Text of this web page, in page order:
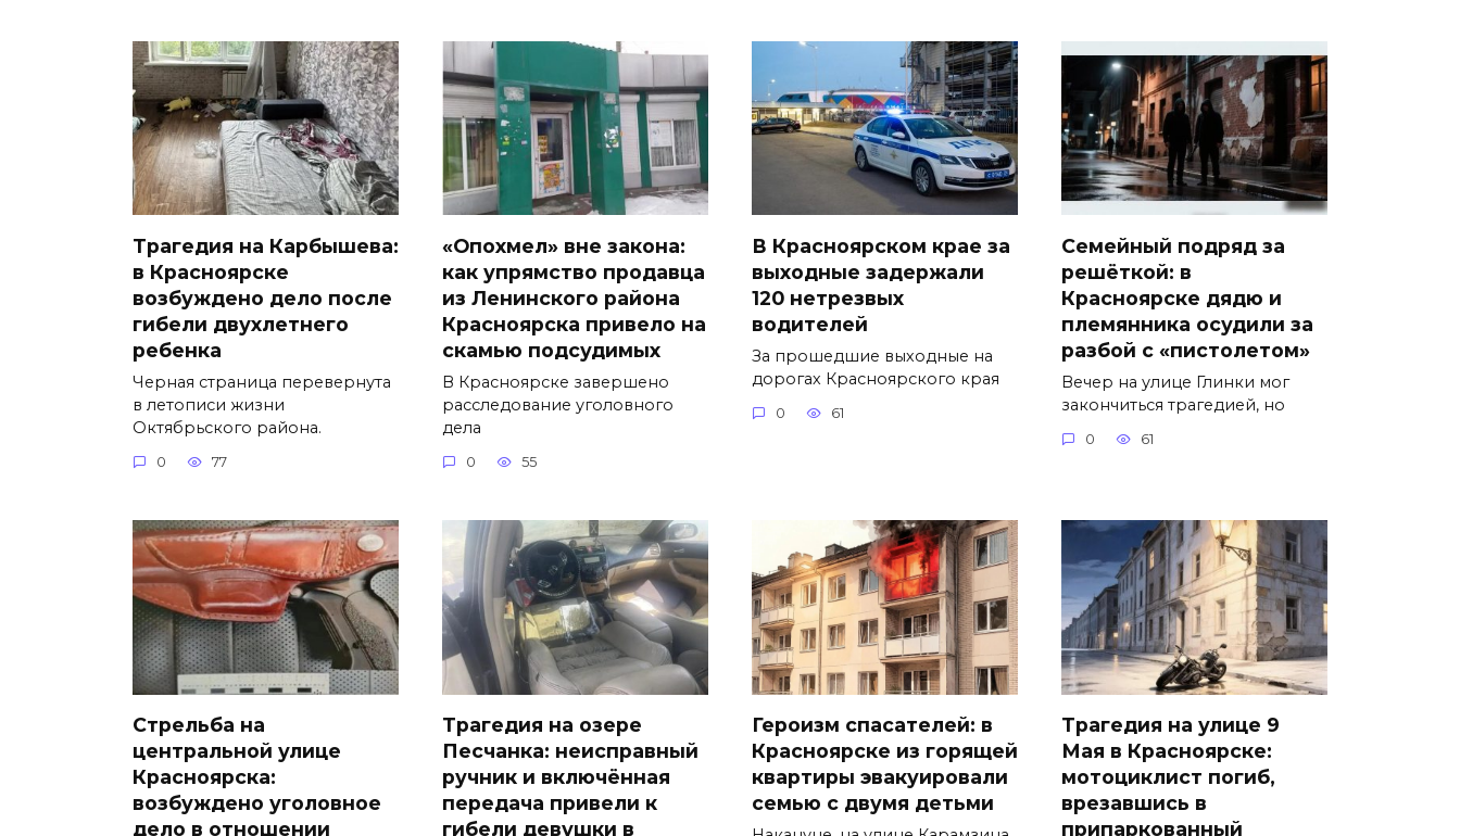
Трагедия на Карбышева:
в Красноярске
возбуждено дело после
гибели двухлетнего
ребенка
Черная страница перевернута
в летописи жизни
Октябрьского района.
0 77
«Опохмел» вне закона:
как упрямство продавца
из Ленинского района
Красноярска привело на
скамью подсудимых
В Красноярске завершено
расследование уголовного
дела
0 55
В Красноярском крае за
выходные задержали
120 нетрезвых
водителей
За прошедшие выходные на
дорогах Красноярского края
0 61
Семейный подряд за
решёткой: в
Красноярске дядю и
племянника осудили за
разбой с «пистолетом»
Вечер на улице Глинки мог
закончиться трагедией, но
0 61
Стрельба на
центральной улице
Красноярска:
возбуждено уголовное
дело в отношении
Трагедия на озере
Песчанка: неисправный
ручник и включённая
передача привели к
гибели девушки в
Героизм спасателей: в
Красноярске из горящей
квартиры эвакуировали
семью с двумя детьми
Трагедия на улице 9
Мая в Красноярске:
мотоциклист погиб,
врезавшись в
припаркованный